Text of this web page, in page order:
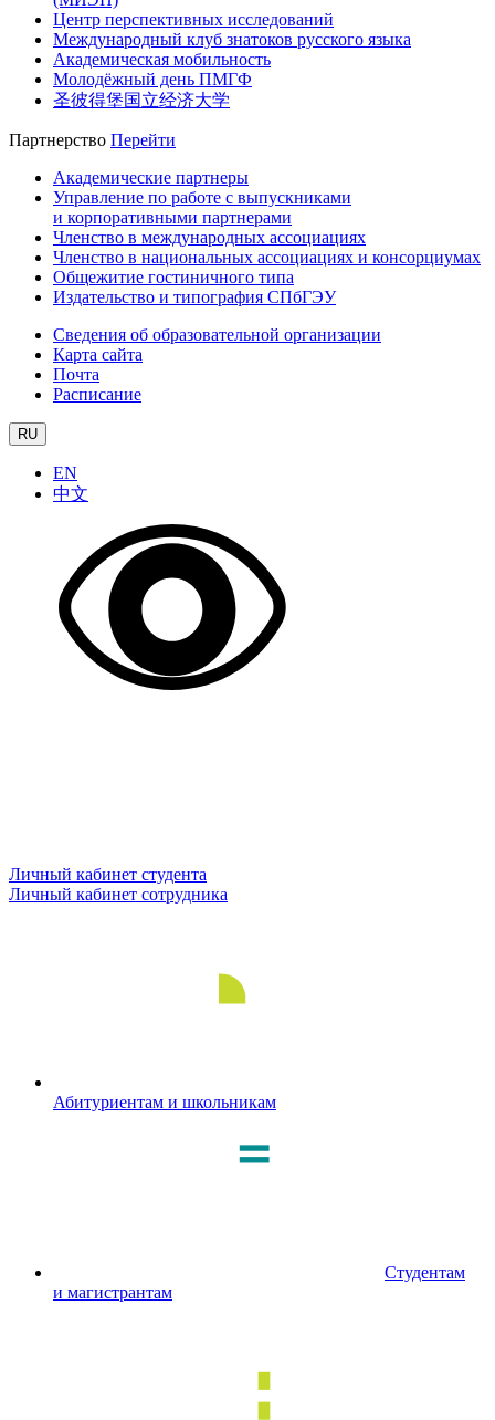
Центр перспективных исследований
Международный клуб знатоков русского языка
Академическая мобильность
Молодёжный день ПМГФ
圣彼得堡国立经济大学
Партнерство Перейти
Академические партнеры
Управление по работе с выпускниками
и корпоративными партнерами
Членство в международных ассоциациях
Членство в национальных ассоциациях и консорциумах
Общежитие гостиничного типа
Издательство и типография СПбГЭУ
Сведения об образовательной организации
Карта сайта
Почта
Расписание
RU
EN
中文
Личный кабинет студента
Личный кабинет сотрудника
Абитуриентам и школьникам
Студентам
и магистрантам